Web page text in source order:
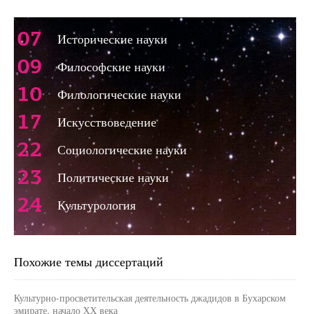
07 Исторические науки
09 Философские науки
10 Филологические науки
17 Искусствоведение
22 Социологические науки
23 Политические науки
24 Культурология
Похожие темы диссертаций
Культурно-просветительская деятельность джадидов в Бухарском
эмирате, начало ХХ века